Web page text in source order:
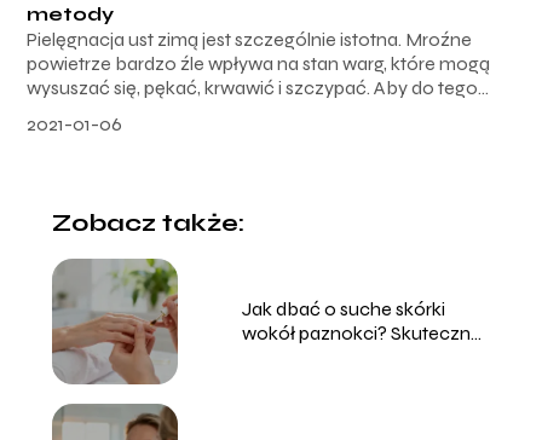
metody
Pielęgnacja ust zimą jest szczególnie istotna. Mroźne
powietrze bardzo źle wpływa na stan warg, które mogą
wysuszać się, pękać, krwawić i szczypać. Aby do tego...
2021-01-06
Zobacz także:
Jak dbać o suche skórki
wokół paznokci? Skuteczne